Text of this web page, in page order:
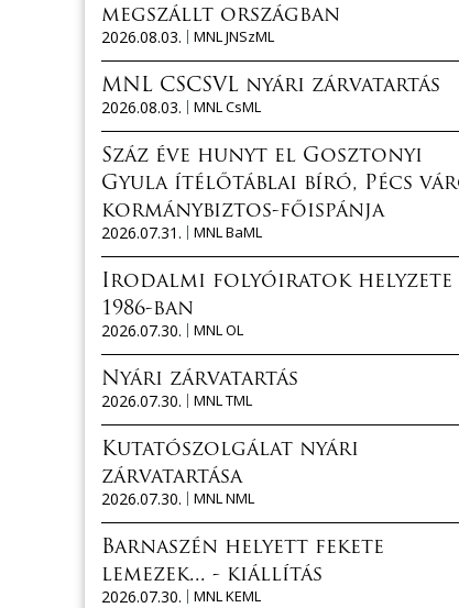
megszállt országban
2026.08.03.
MNL JNSzML
MNL CSCSVL nyári zárvatartás
2026.08.03.
MNL CsML
Száz éve hunyt el Gosztonyi
Gyula ítélőtáblai bíró, Pécs
kormánybiztos-főispánja
2026.07.31.
MNL BaML
Irodalmi folyóiratok helyzete
1986-ban
2026.07.30.
MNL OL
Nyári zárvatartás
2026.07.30.
MNL TML
Kutatószolgálat nyári
zárvatartása
2026.07.30.
MNL NML
Barnaszén helyett fekete
lemezek... - kiállítás
2026.07.30.
MNL KEML